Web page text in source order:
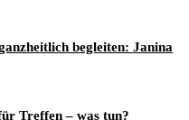
begleiten: Janina
Treffen – was tun?